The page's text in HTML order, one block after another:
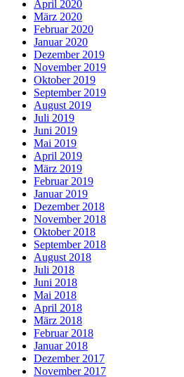
April 2020
März 2020
Februar 2020
Januar 2020
Dezember 2019
November 2019
Oktober 2019
September 2019
August 2019
Juli 2019
Juni 2019
Mai 2019
April 2019
März 2019
Februar 2019
Januar 2019
Dezember 2018
November 2018
Oktober 2018
September 2018
August 2018
Juli 2018
Juni 2018
Mai 2018
April 2018
März 2018
Februar 2018
Januar 2018
Dezember 2017
November 2017